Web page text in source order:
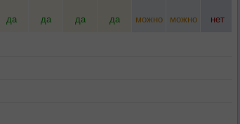
да да да да можно можно нет